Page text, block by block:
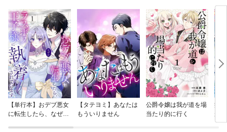
【単行本】おデブ悪女
に転生したら、なぜか
【タテヨミ】あなたは
もういりません
公爵令嬢は我が道を場
当たり的に行く
病
が
ぎ